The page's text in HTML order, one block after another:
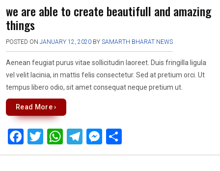
we are able to create beautifull and amazing
things
POSTED ON JANUARY 12, 2020 BY SAMARTH BHARAT NEWS
Aenean feugiat purus vitae sollicitudin laoreet. Duis fringilla ligula
vel velit lacinia, in mattis felis consectetur. Sed at pretium orci. Ut
tempus libero odio, sit amet consequat neque pretium ut.
Read More ›
F
a
T
wi
W
h
T
el
M
es h